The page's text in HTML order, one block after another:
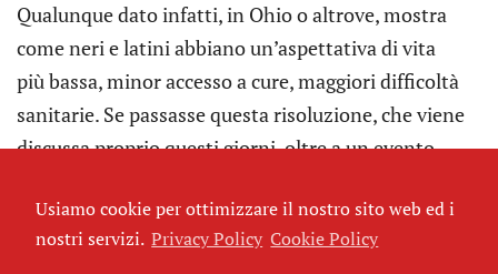
Qualunque dato infatti, in Ohio o altrove, mostra
come neri e latini abbiano un’aspettativa di vita
più bassa, minor accesso a cure, maggiori difficoltà
sanitarie. Se passasse questa risoluzione, che viene
discussa proprio questi giorni, oltre a un evento
formazione di gruppi di lavoro, commissioni,
possibili finanziamenti per educare e essere
Usiamo cookie per ottimizzare il nostro sito web ed i
nostri servizi. Privacy Policy Cookie Policy